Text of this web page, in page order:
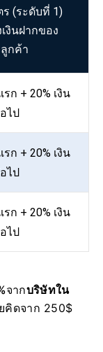
(ระดับที่ 1)
งินฝากของ
ลูกค้า
ก + 20% เงิน
ไป
ก + 20% เงิน
ไป
รก + 20% เงิน
ไป
จากบริษัทใน
คิดจาก 250$